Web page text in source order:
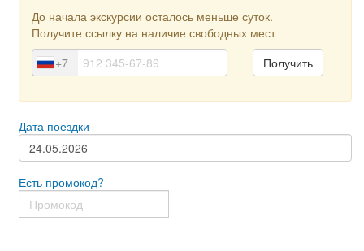
До начала экскурсии осталось меньше суток.
Получите ссылку на наличие свободных мест
+7
Дата поездки
Есть промокод?